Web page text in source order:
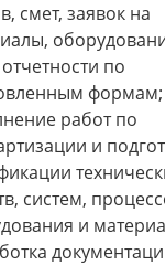
смет, заявок на
по
формам;
работ по
и
систем,
и